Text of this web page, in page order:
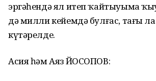
эргәһендә ял итеп ҡайтыуыма
дә милли кейемдә булғас, тағы ла
күтәрелде.
Асия һәм Аяз ЙОСОПОВ: